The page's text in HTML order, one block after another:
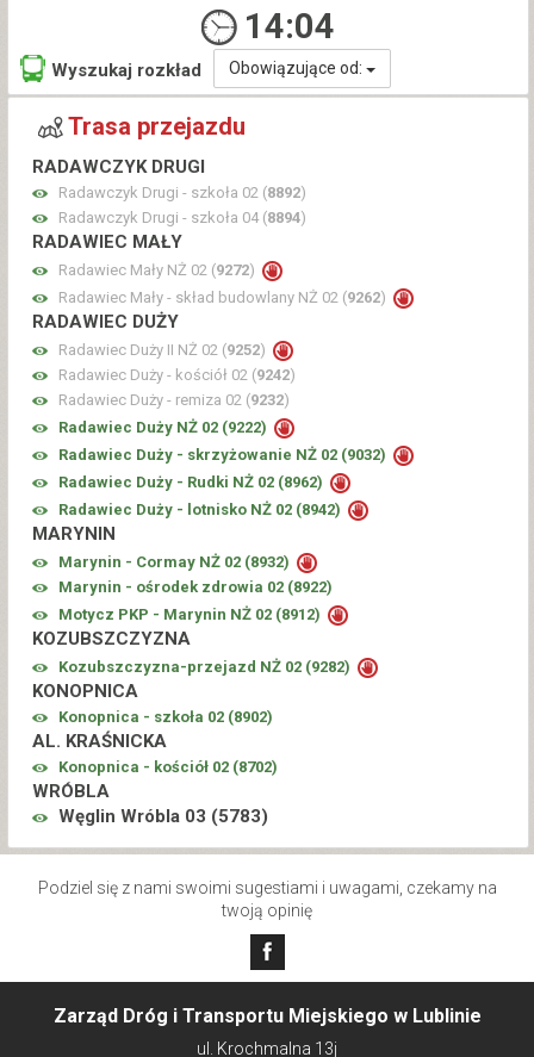
14:04
Wyszukaj rozkład Obowiązujące od:
Trasa przejazdu
RADAWCZYK DRUGI
Radawczyk Drugi - szkoła 02 (8892)
Radawczyk Drugi - szkoła 04 (8894)
RADAWIEC MAŁY
Radawiec Mały NŻ 02 (9272)
Radawiec Mały - skład budowlany NŻ 02 (9262)
RADAWIEC DUŻY
Radawiec Duży II NŻ 02 (9252)
Radawiec Duży - kościół 02 (9242)
Radawiec Duży - remiza 02 (9232)
Radawiec Duży NŻ 02 (9222)
Radawiec Duży - skrzyżowanie NŻ 02 (9032)
Radawiec Duży - Rudki NŻ 02 (8962)
Radawiec Duży - lotnisko NŻ 02 (8942)
MARYNIN
Marynin - Cormay NŻ 02 (8932)
Marynin - ośrodek zdrowia 02 (8922)
Motycz PKP - Marynin NŻ 02 (8912)
KOZUBSZCZYZNA
Kozubszczyzna-przejazd NŻ 02 (9282)
KONOPNICA
Konopnica - szkoła 02 (8902)
AL. KRAŚNICKA
Konopnica - kościół 02 (8702)
WRÓBLA
Węglin Wróbla 03 (5783)
Podziel się z nami swoimi sugestiami i uwagami, czekamy na
twoją opinię
Zarząd Dróg i Transportu Miejskiego w Lublinie
ul. Krochmalna 13j